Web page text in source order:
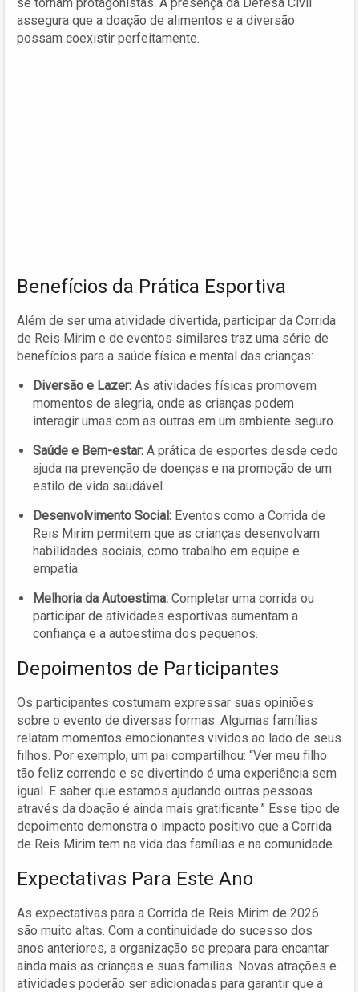
assegura que a doação de alimentos e a diversão
possam coexistir perfeitamente.
Benefícios da Prática Esportiva
Além de ser uma atividade divertida, participar da Corrida
de Reis Mirim e de eventos similares traz uma série de
benefícios para a saúde física e mental das crianças:
Diversão e Lazer: As atividades físicas promovem
momentos de alegria, onde as crianças podem
interagir umas com as outras em um ambiente seguro.
Saúde e Bem-estar: A prática de esportes desde cedo
ajuda na prevenção de doenças e na promoção de um
estilo de vida saudável.
Desenvolvimento Social: Eventos como a Corrida de
Reis Mirim permitem que as crianças desenvolvam
habilidades sociais, como trabalho em equipe e
empatia.
Melhoria da Autoestima: Completar uma corrida ou
participar de atividades esportivas aumentam a
confiança e a autoestima dos pequenos.
Depoimentos de Participantes
Os participantes costumam expressar suas opiniões
sobre o evento de diversas formas. Algumas famílias
relatam momentos emocionantes vividos ao lado de seus
filhos. Por exemplo, um pai compartilhou: “Ver meu filho
tão feliz correndo e se divertindo é uma experiência sem
igual. E saber que estamos ajudando outras pessoas
através da doação é ainda mais gratificante.” Esse tipo de
depoimento demonstra o impacto positivo que a Corrida
de Reis Mirim tem na vida das famílias e na comunidade.
Expectativas Para Este Ano
As expectativas para a Corrida de Reis Mirim de 2026
são muito altas. Com a continuidade do sucesso dos
anos anteriores, a organização se prepara para encantar
ainda mais as crianças e suas famílias. Novas atrações e
atividades poderão ser adicionadas para garantir que a